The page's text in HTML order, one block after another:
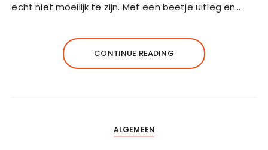
echt niet moeilijk te zijn. Met een beetje uitleg en…
CONTINUE READING
ALGEMEEN